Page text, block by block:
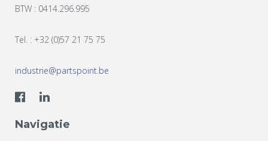
BTW : 0414.296.995
Tel. : +32 (0)57 21 75 75
industrie@partspoint.be
Navigatie